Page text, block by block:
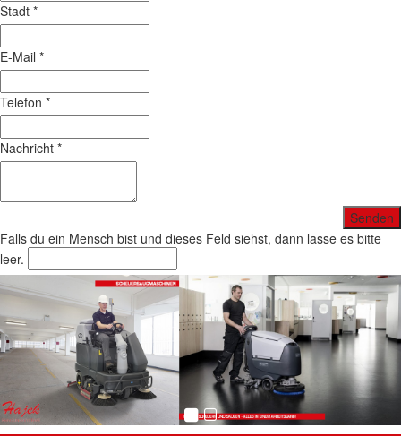
Stadt *
E-Mail *
Telefon *
Nachricht *
Falls du ein Mensch bist und dieses Feld siehst, dann lasse es bitte
leer.